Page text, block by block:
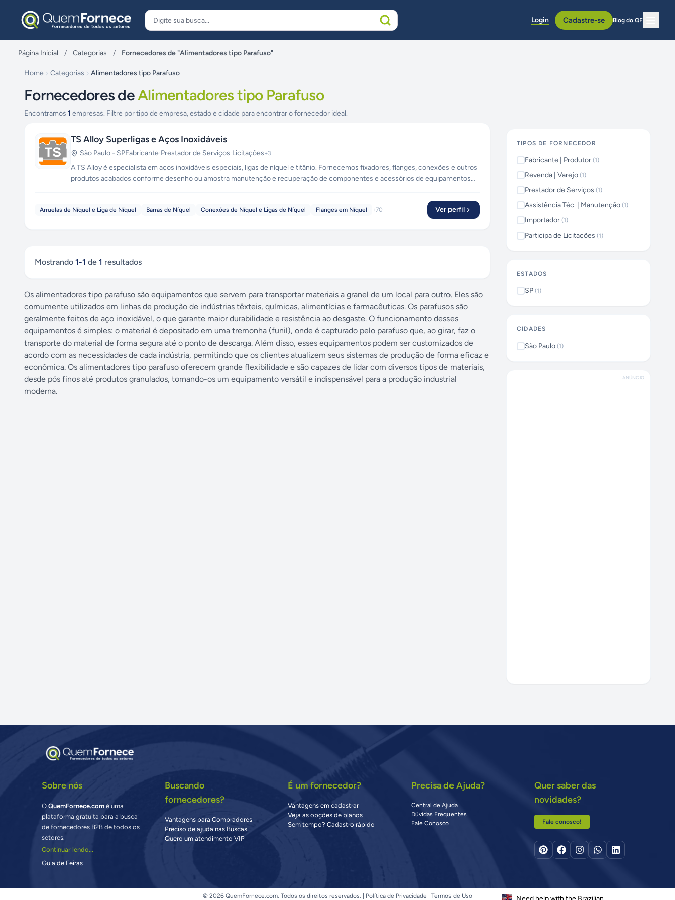
Login Cadastre-se Blog do QF
Página Inicial / Categorias / Fornecedores de "Alimentadores tipo Parafuso"
Home Categorias Alimentadores tipo Parafuso
Fornecedores deAlimentadores tipo Parafuso
Encontramos 1 empresas. Filtre por tipo de empresa, estado e cidade para encontrar o fornecedor ideal.
TS Alloy Superligas e Aços Inoxidáveis
São Paulo - SPFabricante·Prestador de Serviços·Licitações+3
A TS Alloy é especialista em aços inoxidáveis especiais, ligas de níquel e titânio. Fornecemos fixadores, flanges, conexões e outros
produtos acabados conforme desenho ou amostra manutenção e recuperação de componentes e acessórios de equipamentos
Arruelas de Níquel e Liga de Níquel Barras de Níquel Conexões de Níquel e Ligas de Níquel Flanges em Níquel +70 Ver perfil
Mostrando 1-1 de 1 resultados
Os alimentadores tipo parafuso são equipamentos que servem para transportar materiais a granel de um local para outro. Eles são
comumente utilizados em linhas de produção de indústrias têxteis, químicas, alimentícias e farmacêuticas. Os parafusos são
geralmente feitos de aço inoxidável, o que garante maior durabilidade e resistência ao desgaste. O funcionamento desses
equipamentos é simples: o material é depositado em uma tremonha (funil), onde é capturado pelo parafuso que, ao girar, faz o
transporte do material de forma segura até o ponto de descarga. Além disso, esses equipamentos podem ser customizados de
acordo com as necessidades de cada indústria, permitindo que os clientes atualizem seus sistemas de produção de forma eficaz e
econômica. Os alimentadores tipo parafuso oferecem grande flexibilidade e são capazes de lidar com diversos tipos de materiais,
desde pós finos até produtos granulados, tornando-os um equipamento versátil e indispensável para a produção industrial
moderna.
TIPOS DE FORNECEDOR
Fabricante | Produtor (1)
Revenda | Varejo (1)
Prestador de Serviços (1)
Assistência Téc. | Manutenção (1)
Importador (1)
Participa de Licitações (1)
ESTADOS
SP (1)
CIDADES
São Paulo (1)
ANÚNCIO
Sobre nós
OQuemFornece.com é uma
plataforma gratuita para a busca
de fornecedores B2B de todos os
setores.
Continuar lendo...
Guia de Feiras
Buscando
fornecedores?
Vantagens para Compradores
Preciso de ajuda nas Buscas
Quero um atendimento VIP
É um fornecedor?
Vantagens em cadastrar
Veja as opções de planos
Sem tempo? Cadastro rápido
Precisa de Ajuda?
Central de Ajuda
Dúvidas Frequentes
Fale Conosco
Quer saber das
novidades?
Fale conosco!
© 2026 QuemFornece.com. Todos os direitos reservados. | Política de Privacidade Termos de Uso